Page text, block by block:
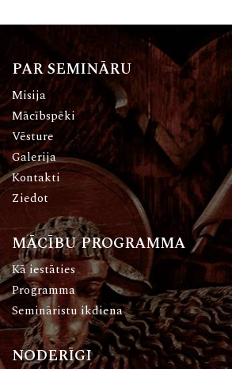
PAR SEMINĀRU
Misija
Mācībspēki
Vēsture
Galerija
Kontakti
Ziedot
MĀCĪBU PROGRAMMA
Kā iestāties
Programma
Semināristu ikdiena
NODERĪGI